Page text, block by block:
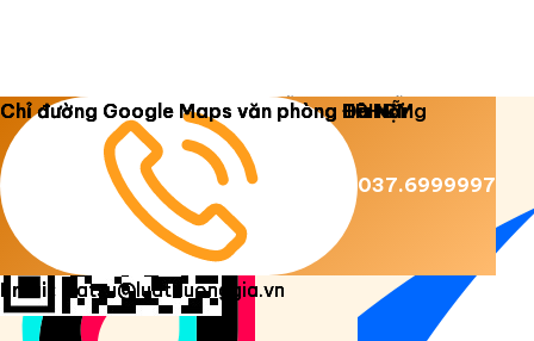
Copyright 2026 © Luật Dương Gia